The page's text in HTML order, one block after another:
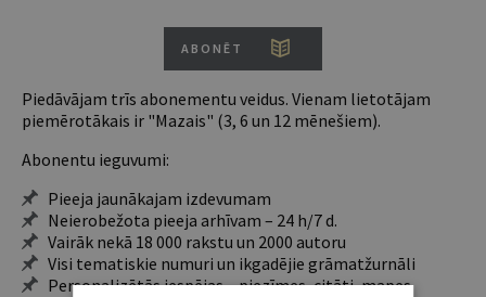
ABONĒT
Piedāvājam trīs abonementu veidus. Vienam lietotājam
piemērotākais ir "Mazais" (3, 6 un 12 mēnešiem).
Abonentu ieguvumi:
Pieeja jaunākajam izdevumam
Neierobežota pieeja arhīvam – 24 h/7 d.
Vairāk nekā 18 000 rakstu un 2000 autoru
Visi tematiskie numuri un ikgadējie grāmatžurnāli
Personalizētās iespējas – piezīmes, citāti, mapes